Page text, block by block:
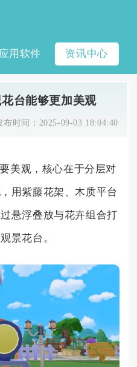
应用软件 资讯中心
台能够更加美观
布时间： 2025-09-03 18:04:40
美观，核心在于分层对
用紫藤花架、木质平台
悬浮叠放与花卉组合打
景花台。